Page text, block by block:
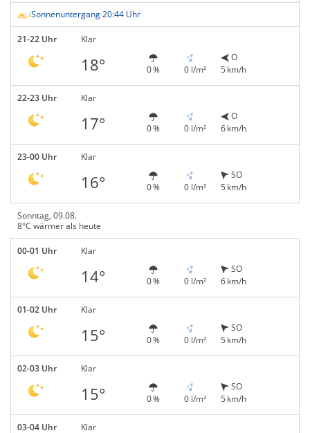
Sonnenuntergang 20:44 Uhr
21-22 Uhr Klar
18° 0 % 0 l/m²
O
5 km/h
22-23 Uhr Klar
17° 0 % 0 l/m²
O
6 km/h
23-00 Uhr Klar
16° 0 % 0 l/m²
SO
5 km/h
Sonntag, 09.08.
8°C wärmer als heute
00-01 Uhr Klar
14° 0 % 0 l/m²
SO
6 km/h
01-02 Uhr Klar
15° 0 % 0 l/m²
SO
5 km/h
02-03 Uhr Klar
15° 0 % 0 l/m²
SO
5 km/h
03-04 Uhr Klar